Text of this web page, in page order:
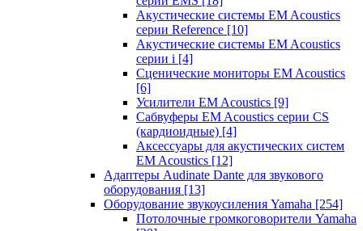
Акустические системы EM Acoustics
серии Reference [10]
Акустические системы EM Acoustics
серии i [4]
Сценические мониторы EM Acoustics
[6]
Усилители EM Acoustics [9]
Сабвуферы EM Acoustics серии CS
(кардиоидные) [4]
Аксессуары для акустических систем
EM Acoustics [12]
Адаптеры Audinate Dante для звукового
оборудования [13]
Оборудование звукоусиления Yamaha [254]
Потолочные громкоговорители Yamaha